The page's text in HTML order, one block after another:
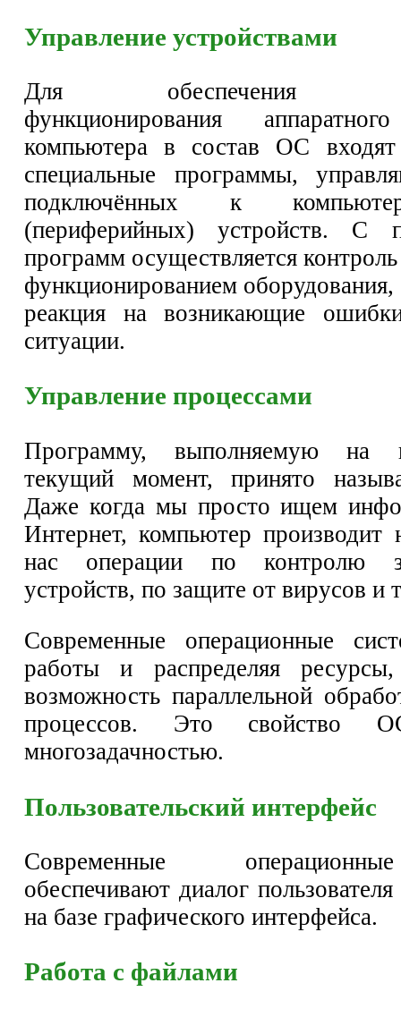
Управление устройствами
Для обеспечения
функционирования
компьютера в состав ОС
специальные программы,
подключённых к
(периферийных) устройств. С
программ осуществляется
функционированием оборудования,
реакция на возникающие
ситуации.
Управление процессами
Программу, выполняемую на
текущий момент, принято
Даже когда мы просто ищем
Интернет, компьютер производит
нас операции по контролю
устройств, по защите от вирусов и
Современные операционные
работы и распределяя ресурсы,
возможность параллельной
процессов. Это свойство
многозадачностью.
Пользовательский интерфейс
Современные
обеспечивают диалог
на базе графического интерфейса.
Работа с файлами